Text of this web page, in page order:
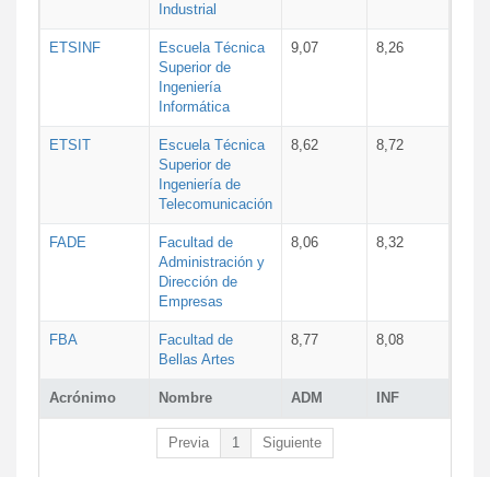
Acrónimo Nombre ADM INF
Industrial
ETSINF
Escuela Técnica
Superior de
Ingeniería
Informática
9,07 8,26
ETSIT
Escuela Técnica
Superior de
Ingeniería de
Telecomunicación
8,62 8,72
FADE
Facultad de
Administración y
Dirección de
Empresas
8,06 8,32
FBA
Facultad de
Bellas Artes
8,77 8,08
Previa 1 Siguiente